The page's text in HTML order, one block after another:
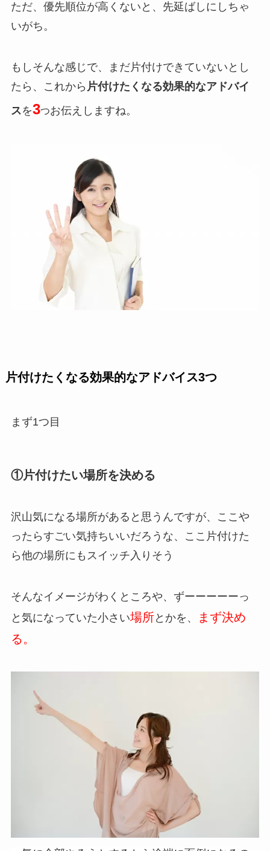
ただ、優先順位が高くないと、先延ばしにしちゃ
いがち。
もしそんな感じで、まだ片付けできていないとし
たら、これから 片付けたくなる効果的なアドバイ
スを3つお伝えしますね。
片付けたくなる効果的なアドバイス3つ
まず1つ目
①片付けたい場所を決める
沢山気になる場所があると思うんですが、
ここや
ったらすごい気持ちいいだろうな、ここ片付けた
ら他の場所にもスイッチ入りそう
そんなイメージがわくところや、ずーーーーーっ
と気になっていた小さい場所とかを、
まず決め
る。